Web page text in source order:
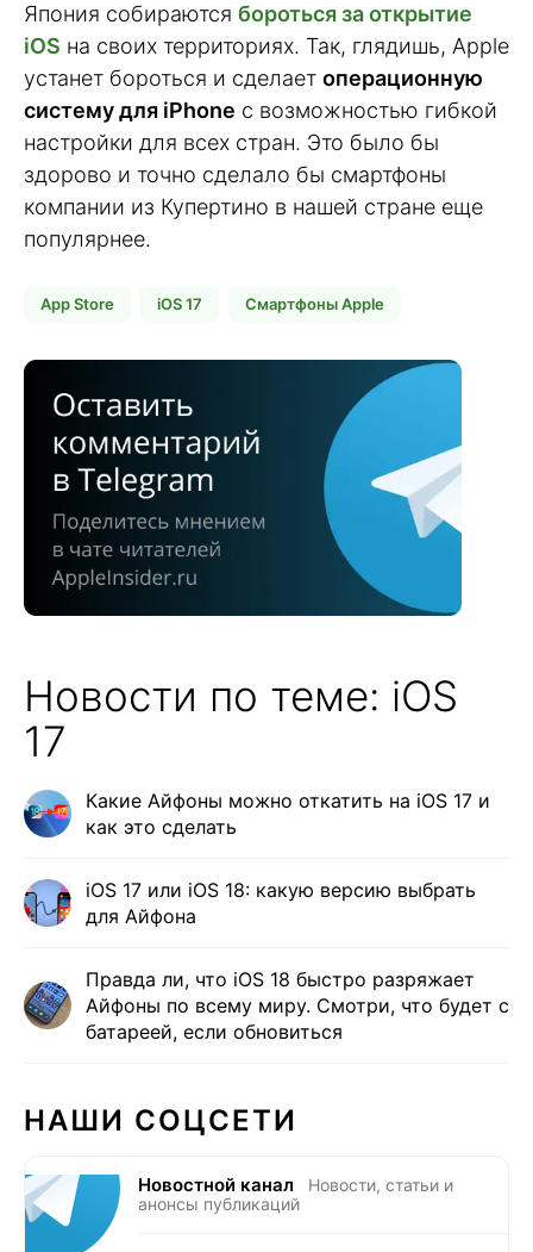
Япония собираются бороться за открытие
iOS на своих территориях. Так, глядишь, Apple
устанет бороться и сделает операционную
систему для iPhone с возможностью гибкой
настройки для всех стран. Это было бы
здорово и точно сделало бы смартфоны
компании из Купертино в нашей стране еще
популярнее.
App Store iOS 17 Смартфоны Apple
Новости по теме: iOS
17
Какие Айфоны можно откатить на iOS 17 и
как это сделать
iOS 17 или iOS 18: какую версию выбрать
для Айфона
Правда ли, что iOS 18 быстро разряжает
Айфоны по всему миру. Смотри, что будет с
батареей, если обновиться
НАШИ СОЦСЕТИ
Новостной канал
Новости, статьи и
анонсы публикаций